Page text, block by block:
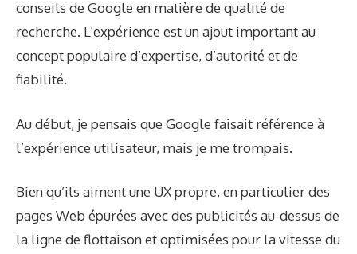
conseils de Google en matière de qualité de
recherche. L’expérience est un ajout important au
concept populaire d’expertise, d’autorité et de
fiabilité.
Au début, je pensais que Google faisait référence à
l’expérience utilisateur, mais je me trompais.
Bien qu’ils aiment une UX propre, en particulier des
pages Web épurées avec des publicités au-dessus de
la ligne de flottaison et optimisées pour la vitesse du